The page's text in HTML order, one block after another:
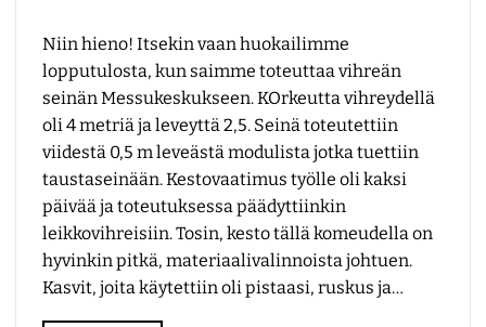
Niin hieno! Itsekin vaan huokailimme
lopputulosta, kun saimme toteuttaa vihreän
seinän Messukeskukseen. KOrkeutta vihreydellä
oli 4 metriä ja leveyttä 2,5. Seinä toteutettiin
viidestä 0,5 m leveästä modulista jotka tuettiin
taustaseinään. Kestovaatimus työlle oli kaksi
päivää ja toteutuksessa päädyttiinkin
leikkovihreisiin. Tosin, kesto tällä komeudella on
hyvinkin pitkä, materiaalivalinnoista johtuen.
Kasvit, joita käytettiin oli pistaasi, ruskus ja…